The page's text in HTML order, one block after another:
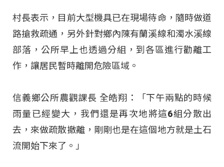
村長表示，目前大型機具已在現場待命，隨時做道
路搶救疏通，另外針對鄉內陳有蘭溪線和濁水溪線
部落，公所早上也透過分組，到各區進行勸離工
作，讓居民暫時離開危險區域。
信義鄉公所農觀課長 全皓翔：「下午兩點的時候
雨量已經變大，我們還是再次地將這6組分散出
去，來做疏散撤離，剛剛也是在這個地方就是土石
流開始下來了。」